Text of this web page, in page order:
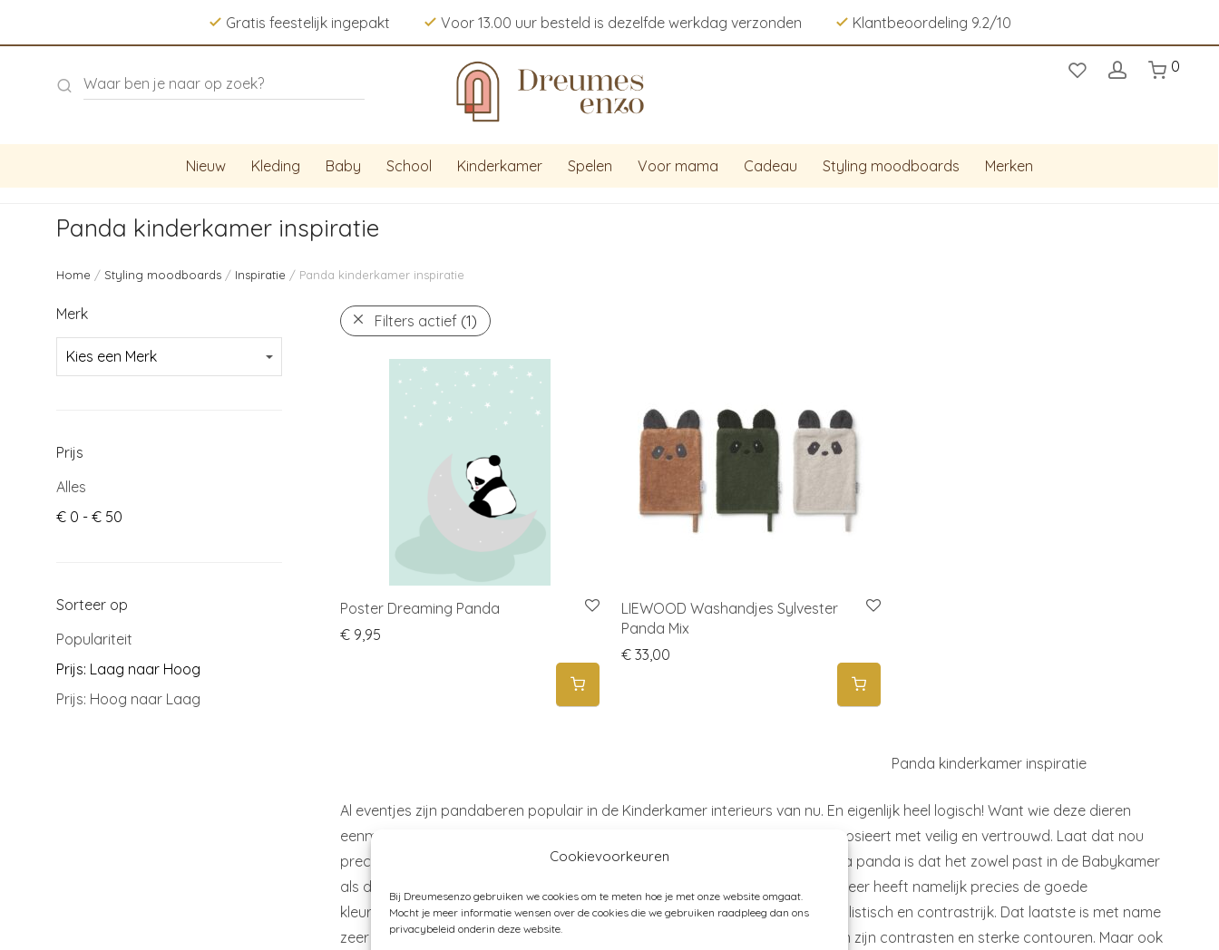
Cookievoorkeuren
Bij Dreumesenzo gebruiken we cookies om te meten hoe je met onze website omgaat.
Mocht je meer informatie wensen over de cookies die we gebruiken raadpleeg dan ons
privacybeleid onderin deze website.
Gratis feestelijk ingepakt Voor 13.00 uur besteld is dezelfde werkdag verzonden Klantbeoordeling 9.2/10
0
Nieuw Kleding Baby School Kinderkamer Spelen Voor mama Cadeau Styling moodboards Merken
Panda kinderkamer inspiratie
Home / Styling moodboards / Inspiratie / Panda kinderkamer inspiratie
Merk
Prijs
Alles
€ 0 - € 50
Sorteer op
Populariteit
Prijs: Laag naar Hoog
Prijs: Hoog naar Laag
Filters actief (1)
Poster Dreaming Panda
€9,95
LIEWOOD Washandjes Sylvester
Panda Mix
€33,00
Panda kinderkamer inspiratie
Al eventjes zijn pandaberen populair in de Kinderkamer interieurs van nu. En eigenlijk heel logisch! Want wie deze dieren
eenmaal heeft gezien is verliefd! Panda's zijn grote knuffels die je al snel accosieert met veilig en vertrouwd. Laat dat nou
precies datgene zijn, wat je ook je kindje wilt bieden. Het leuke van het thema panda is dat het zowel past in de Babykamer
als de Kinderkamer. En eigenlijk is het ook helemaal van nu! Deze prachtige beer heeft namelijk precies de goede
kleurstelling om eindeloos mee te kunnen variëren. Zwart/wit past bij minimalistisch en contrastrijk. Dat laatste is met name
zeer geschikt voor de Babykamer. Het eerste dat een baby namelijk kan zien zijn contrasten en sterke contouren. Maar ook